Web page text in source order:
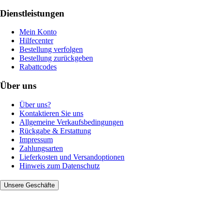
Dienstleistungen
Mein Konto
Hilfecenter
Bestellung verfolgen
Bestellung zurückgeben
Rabattcodes
Über uns
Über uns?
Kontaktieren Sie uns
Allgemeine Verkaufsbedingungen
Rückgabe & Erstattung
Impressum
Zahlungsarten
Lieferkosten und Versandoptionen
Hinweis zum Datenschutz
Unsere Geschäfte